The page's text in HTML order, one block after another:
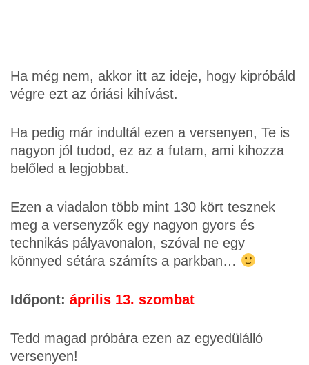
Ha még nem, akkor itt az ideje, hogy kipróbáld
végre ezt az óriási kihívást.
Ha pedig már indultál ezen a versenyen, Te is
nagyon jól tudod, ez az a futam, ami kihozza
belőled a legjobbat.
Ezen a viadalon több mint 130 kört tesznek
meg a versenyzők egy nagyon gyors és
technikás pályavonalon, szóval ne egy
könnyed sétára számíts a parkban…
Időpont: április 13. szombat
Tedd magad próbára ezen az egyedülálló
versenyen!